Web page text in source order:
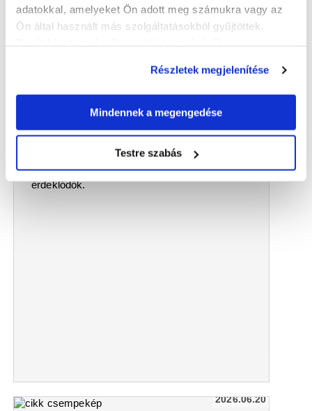
adatokkal, amelyeket Ön adott meg számukra vagy az
Ön által használt más szolgáltatásokból gyűjtöttek.
Részletek megjelenítése
Mindennek a megengedése
Testre szabás
2026.06.24
Átadták a Frigyes-laktanyát
Napi sajtó: Győr, 1897. június 24. – Légrádi Szilvia
1897. június 24-én a Frigyes-laktanyát átadták
a győri katonaság részére.A fontos eseményről
a Győri Hírlap hasábjain olvashattak az
érdeklődők.
2026.06.20